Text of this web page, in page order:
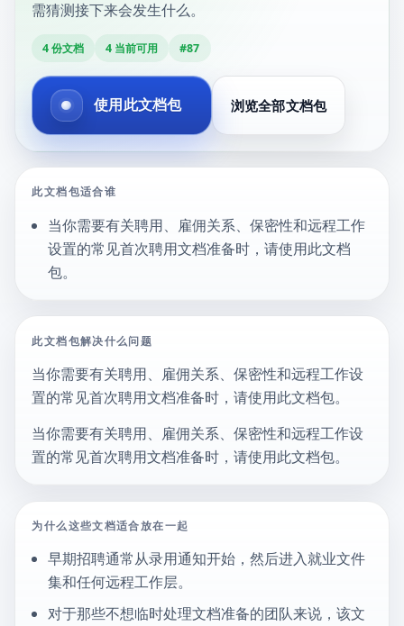
需猜测接下来会发生什么。
4份文档 4 当前可用 #87
使用此文档包 浏览全部文档包
此文档包适合谁
当你需要有关聘用、雇佣关系、保密性和远程工作
设置的常见首次聘用文档准备时，请使用此文档
包。
此文档包解决什么问题
当你需要有关聘用、雇佣关系、保密性和远程工作设
置的常见首次聘用文档准备时，请使用此文档包。
当你需要有关聘用、雇佣关系、保密性和远程工作设
置的常见首次聘用文档准备时，请使用此文档包。
为什么这些文档适合放在一起
早期招聘通常从录用通知开始，然后进入就业文件
集和任何远程工作层。
对于那些不想临时处理文档准备的团队来说，该文